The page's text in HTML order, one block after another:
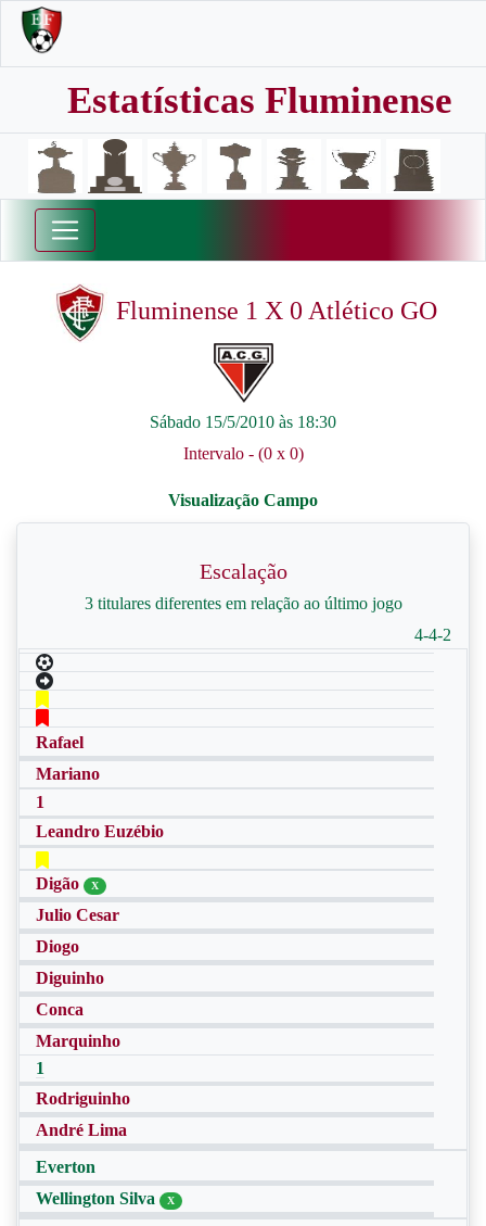
Estatísticas Fluminense
Fluminense 1 X 0 Atlético GO
Sábado 15/5/2010 às 18:30
Intervalo - (0 x 0)
Escalação
3 titulares diferentes em relação ao último jogo
4-4-2
Rafael
Mariano
1
Leandro Euzébio
Digão X
Julio Cesar
Diogo
Diguinho
Conca
Marquinho
1
Rodriguinho
André Lima
Everton
Wellington Silva
X